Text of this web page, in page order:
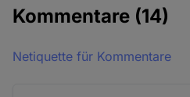
Kommentare (14)
Netiquette für Kommentare